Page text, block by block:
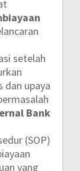
setelah
dan upaya
Bank
(SOP)
yang